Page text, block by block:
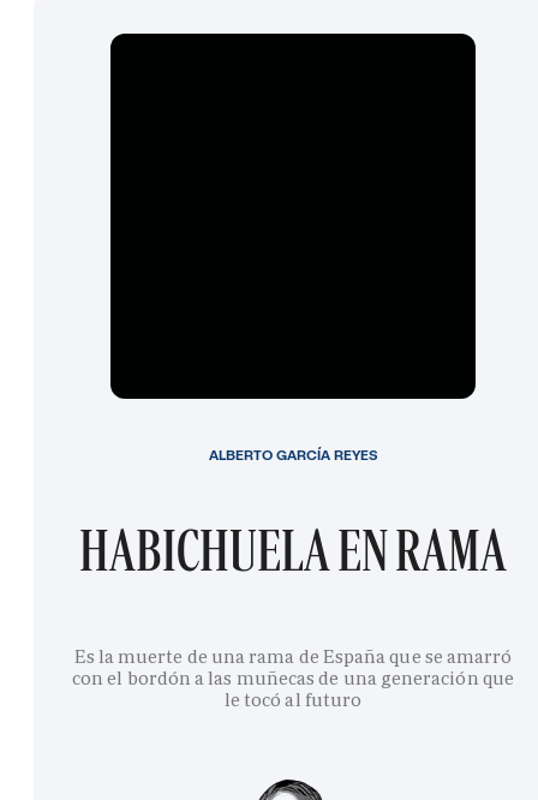
HABICHUELA EN RAMA
Es la muerte de una rama de España que se amarró
con el bordón a las muñecas de una generación que
le tocó al futuro
ALBERTO GARCÍA REYES